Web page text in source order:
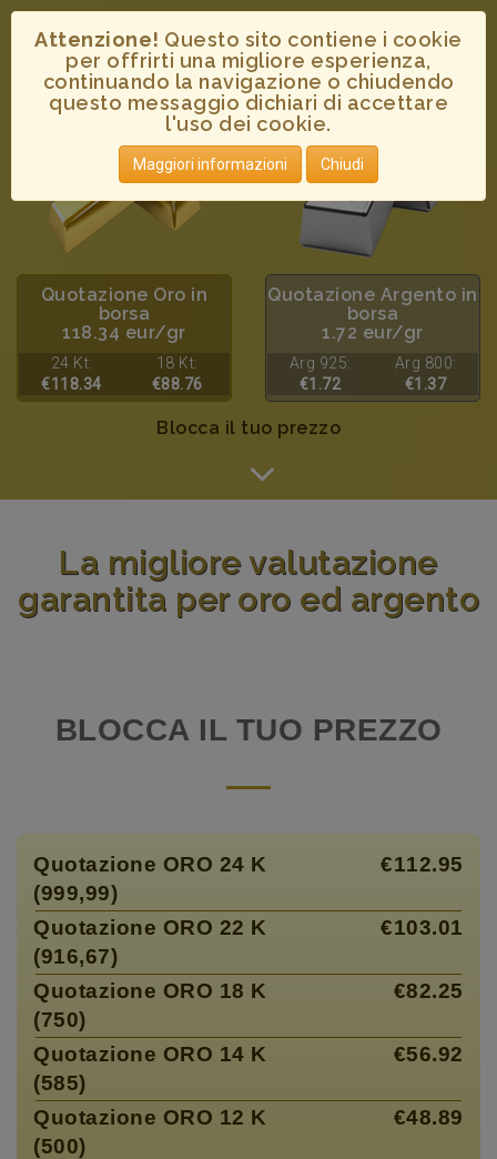
Attenzione! Questo sito contiene i cookie
per offrirti una migliore esperienza,
continuando la navigazione o chiudendo
questo messaggio dichiari di accettare
l'uso dei cookie.
Maggiori informazioni Chiudi
Quotazione Oro in
borsa
118.34 eur/gr
24 Kt:
€118.34
18 Kt:
€88.76
Quotazione Argento in
borsa
1.72 eur/gr
Arg 925:
€1.72
Arg 800:
€1.37
Blocca il tuo prezzo
La migliore valutazione
garantita per oro ed argento
BLOCCA IL TUO PREZZO
Quotazione ORO 24 K
(999,99)
€112.95
Quotazione ORO 22 K
(916,67)
€103.01
Quotazione ORO 18 K
(750)
€82.25
Quotazione ORO 14 K
(585)
€56.92
Quotazione ORO 12 K
(500)
€48.89